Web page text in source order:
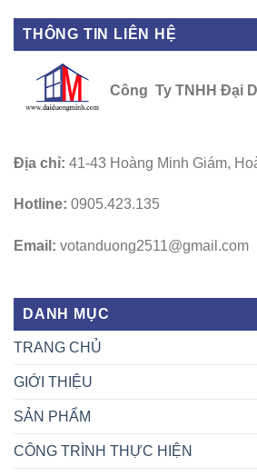
THÔNG TIN LIÊN HỆ
Công Ty TNHH Đại
Địa chỉ: 41-43 Hoàng Minh Giám,
Hotline: 0905.423.135
Email: votanduong2511@gmail.com
DANH MỤC
TRANG CHỦ
GIỚI THIỆU
SẢN PHẨM
CÔNG TRÌNH THỰC HIỆN